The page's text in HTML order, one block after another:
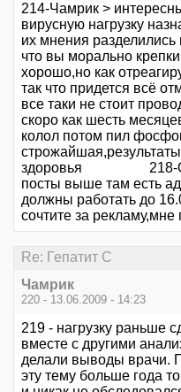
214-Чамрик >
вирусную нагрузку
их мнения разделились
что вы морально
хорошо,но как
так что придется всё
все таки не стоит
скоро как шесть
колол потом пил
здоровья 218-
посты выше там есть
должны работать до
сочтите за
Re: Гепатит С
Чамрик
220 - 13.06.2009 - 14:23
219 - нагрузку раньше
вместе с другими
делали выводы врачи.
эту тему больше года